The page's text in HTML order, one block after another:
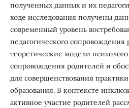
полученных данных и их
ходе исследования получены
современный уровень
педагогического
теоретические модели
сопровождения родителей и
для совершенствования
образования. В контексте
активное участие родителей